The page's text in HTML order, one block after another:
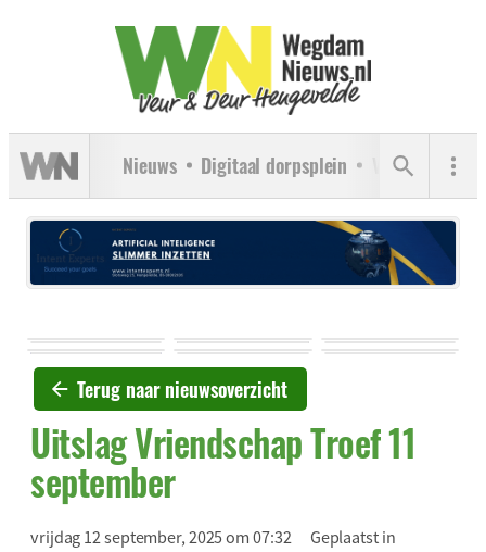
Nieuws Digitaal dorpsplein Verenigingen
Terug naar nieuwsoverzicht
Uitslag Vriendschap Troef 11
september
vrijdag 12 september, 2025 om 07:32
Geplaatst in